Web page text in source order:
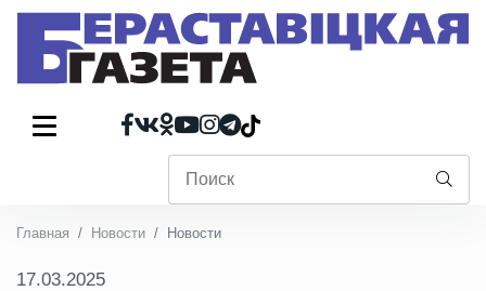
Главная Новости Новости
17.03.2025